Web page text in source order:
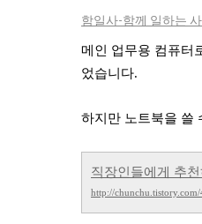
함일사-함께 일하는
메인 업무용 컴퓨터
었습니다.
하지만 노트북을 쓸
직장인들에게 추
http://chunchu.tistory.com/